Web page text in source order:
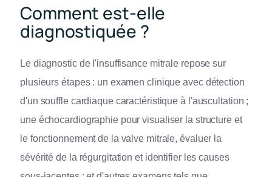
Comment est-elle
diagnostiquée ?
Le diagnostic de l'insuffisance mitrale repose sur
plusieurs étapes : un examen clinique avec détection
d'un souffle cardiaque caractéristique à l'auscultation ;
une échocardiographie pour visualiser la structure et
le fonctionnement de la valve mitrale, évaluer la
sévérité de la régurgitation et identifier les causes